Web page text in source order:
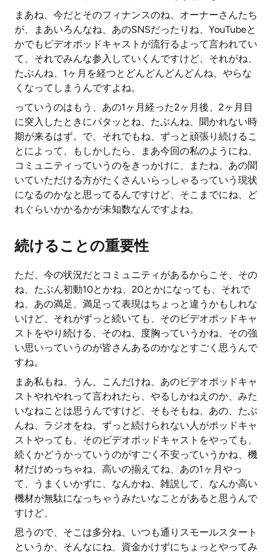
まあね、今だとそのフィナンスのね、オーナーさんたち
が、まあいろんなね、あのSNSだったりね、YouTubeと
かでもビデオポッドキャストが流行るよって言われてい
て、それでみんな参入していくんですけど、それがね、
たぶんね、1ヶ月を経つとどんどんどんどんね、やらな
くなってしまうんですよね。
っていうのはもう、あの1ヶ月経った2ヶ月後、2ヶ月目
に突入したときにパタッとね、たぶんね、聞かれない時
期が来るはず。で、それでもね、ずっと頑張り続けるこ
とによって、もしかしたら、まあ今回の私のようにね、
コミュニティっていうのをきっかけに、またね、あの聞
いていただける方がたくさんいらっしゃるっていう現状
になるのかなと思ってるんですけど、そこまでにね、ど
れぐらいかかるかが未知数なんですよね。
続けることの重要性
ただ、今の状況だとコミュニティがあるからこそ、その
ね、たぶん初動10とかね、20とかになっても、それで
ね、あの満足、満足って表現はちょっと違うかもしれな
いけど、それがずっと続いても、そのビデオポッドキャ
ストをやり続ける、そのね、度胸っていうかね、その強
い思いっていうのが皆さんあるのかなとすごく思うんで
すね。
まあ私もね、うん、こんだけね、あのビデオポッドキャ
ストやれやれって言われたら、やるしかねえのか、みた
いなねことは思うんですけど、そもそもね、あの、たぶ
んね、ラジオをね、ずっと続けられない人がポッドキャ
ストやっても、そのビデオポッドキャストをやっても、
続くかどうかっていうのがすごく不安っていうかね、機
材だけめっちゃね、高いの揃えてね、あの1ヶ月やっ
て、うまくいかずに、なんかね、雑説して、なんか高い
機材が無駄になっちゃうみたいなことがあると思うんで
すけど、
思うので、そこは多分ね、いつも通りスモールスタート
というか、そんなにね、資金かけずにちょっとやってみ